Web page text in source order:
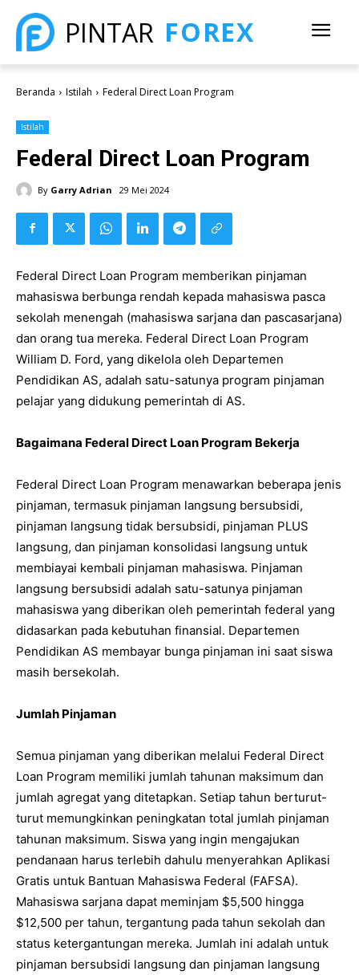
PINTAR FOREX
Beranda Istilah Federal Direct Loan Program
Istilah
Federal Direct Loan Program
By Garry Adrian 29 Mei 2024
Federal Direct Loan Program memberikan pinjaman
mahasiswa berbunga rendah kepada mahasiswa pasca
sekolah menengah (mahasiswa sarjana dan pascasarjana)
dan orang tua mereka. Federal Direct Loan Program
William D. Ford, yang dikelola oleh Departemen
Pendidikan AS, adalah satu-satunya program pinjaman
pelajar yang didukung pemerintah di AS.
Bagaimana Federal Direct Loan Program Bekerja
Federal Direct Loan Program menawarkan beberapa jenis
pinjaman, termasuk pinjaman langsung bersubsidi,
pinjaman langsung tidak bersubsidi, pinjaman PLUS
langsung, dan pinjaman konsolidasi langsung untuk
membiayai kembali pinjaman mahasiswa. Pinjaman
langsung bersubsidi adalah satu-satunya pinjaman
mahasiswa yang diberikan oleh pemerintah federal yang
didasarkan pada kebutuhan finansial. Departemen
Pendidikan AS membayar bunga pinjaman ini saat siswa
masih bersekolah.
Jumlah Pinjaman
Semua pinjaman yang diberikan melalui Federal Direct
Loan Program memiliki jumlah tahunan maksimum dan
jumlah agregat yang ditetapkan. Setiap tahun berturut-
turut memungkinkan peningkatan total jumlah pinjaman
tahunan maksimum. Siswa yang ingin mengajukan
pendanaan harus terlebih dahulu menyerahkan Aplikasi
Gratis untuk Bantuan Mahasiswa Federal (FAFSA).
Mahasiswa sarjana dapat meminjam $5,500 hingga
$12,500 per tahun, tergantung pada tahun sekolah dan
status ketergantungan mereka. Jumlah ini adalah untuk
pinjaman bersubsidi langsung dan pinjaman langsung